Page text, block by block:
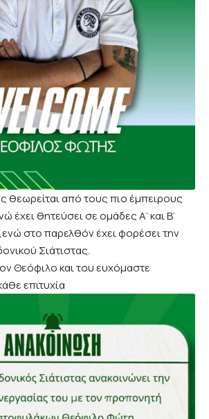
θεωρείται από τους πιο έμπειρους
έχει θητεύσει σε ομάδες Α’ και Β’
στο παρελθόν έχει φορέσει την
Σιάτιστας.
Θεόφιλο και του ευχόμαστε
επιτυχία